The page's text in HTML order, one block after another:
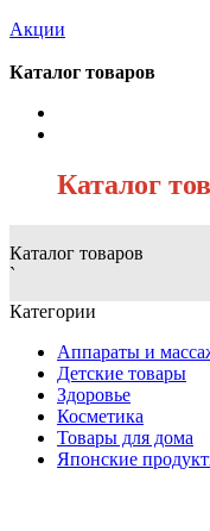
Акции
Каталог товаров
Каталог
Каталог товаров
`
Категории
Аппараты и
Детские товары
Здоровье
Косметика
Товары для дома
Японские